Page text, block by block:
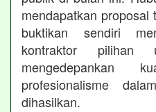
mendapatkan proposal
buktikan sendiri
kontraktor pilihan
mengedepankan
profesionalisme
dihasilkan.